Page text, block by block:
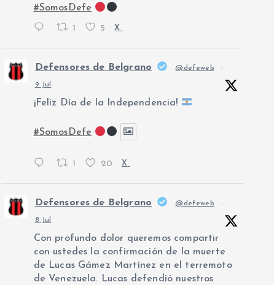
#SomosDefe
1 5 X
Defensores de Belgrano @defeweb ·
9 Jul
¡Feliz Día de la Independencia!
#SomosDefe
1 20 X
Defensores de Belgrano @defeweb ·
8 Jul
Con profundo dolor queremos compartir
con ustedes la confirmación de la muerte
de Lucas Gámez Martínez en el terremoto
de Venezuela. Lucas defendió nuestros